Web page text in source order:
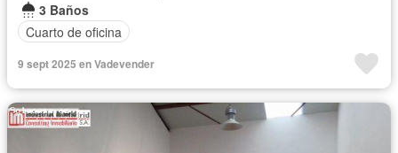
3 Baños
Cuarto de oficina
9 sept 2025 en Vadevender